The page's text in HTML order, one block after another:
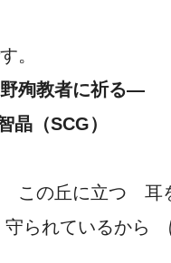
。
殉教者に祈る―
（SCG）
の丘に立つ 耳
られているから